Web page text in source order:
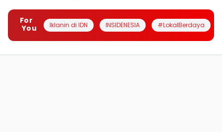
For
You
Iklanin di IDN INSIDENESIA #LokalBerdaya